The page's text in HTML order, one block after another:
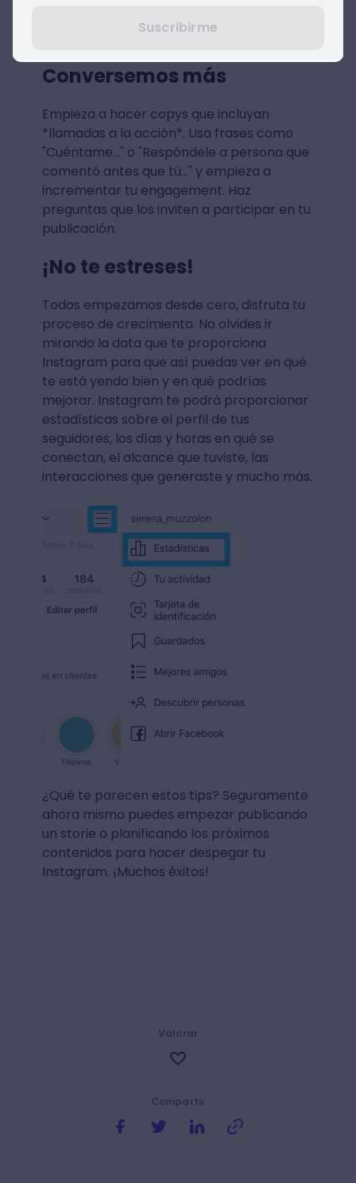
poco construirás una comunidad sólida y
que realmente espere tu contenido.
Conversemos más
Empieza a hacer copys que incluyan
*llamadas a la acción*. Usa frases como
"Cuéntame..." o "Respóndele a persona que
comentó antes que tú..." y empieza a
incrementar tu engagement. Haz
preguntas que los inviten a participar en tu
publicación.
¡No te estreses!
Todos empezamos desde cero, disfruta tu
proceso de crecimiento. No olvides ir
mirando la data que te proporciona
Instagram para que así puedas ver en qué
te está yendo bien y en qué podrías
mejorar. Instagram te podrá proporcionar
estadísticas sobre el perfil de tus
seguidores, los días y horas en qué se
conectan, el alcance que tuviste, las
interacciones que generaste y mucho más.
¿Qué te parecen estos tips? Seguramente
ahora mismo puedes empezar publicando
un storie o planificando los próximos
contenidos para hacer despegar tu
Instagram. ¡Muchos éxitos!
Compartir
Valorar
Suscribirme